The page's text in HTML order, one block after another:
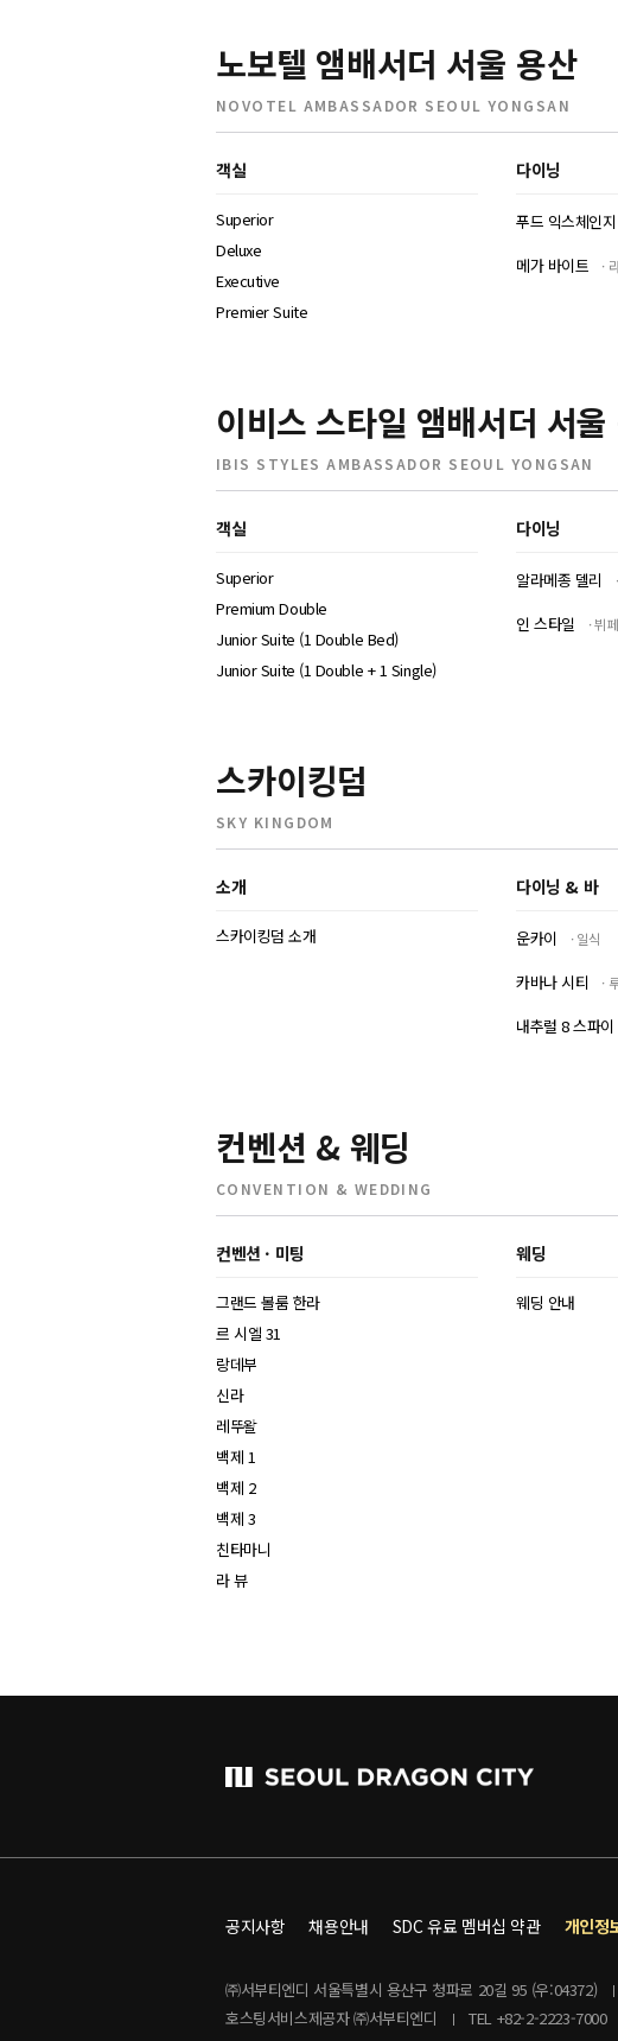
노보텔 앰배서더 서울 용산
NOVOTEL AMBASSADOR SEOUL YONGSAN
객실
Superior
Deluxe
Executive
Premier Suite
다이닝
푸드 익스체인지
메가 바이트
이비스 스타일 앰배서더 서울
IBIS STYLES AMBASSADOR SEOUL YONGSAN
객실
Superior
Premium Double
Junior Suite (1 Double Bed)
Junior Suite (1 Double + 1 Single)
다이닝
알라메종 델리
인 스타일 뷔페
스카이킹덤
SKY KINGDOM
소개
스카이킹덤 소개
다이닝 & 바
운카이 일식
카바나 시티
내추럴 8 스파
컨벤션 & 웨딩
CONVENTION & WEDDING
컨벤션 · 미팅
그랜드 볼룸 한라
르 시엘 31
랑데부
신라
레뚜왈
백제 1
백제 2
백제 3
친타마니
라 뷰
웨딩
웨딩 안내
공지사항 채용안내 SDC 유료 멤버십 약관 개인정
㈜서부티엔디 서울특별시 용산구 청파로 20길 95 (우:04372)
호스팅서비스제공자 ㈜서부티엔디
TEL +82-2-2223-7000